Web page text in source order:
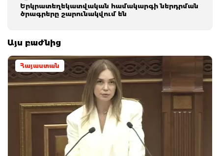
Երկրատեղեկատվական համակարգի ներդրման
ծրագրերը շարունակվում են
Այս բաժնից
Հայաստան